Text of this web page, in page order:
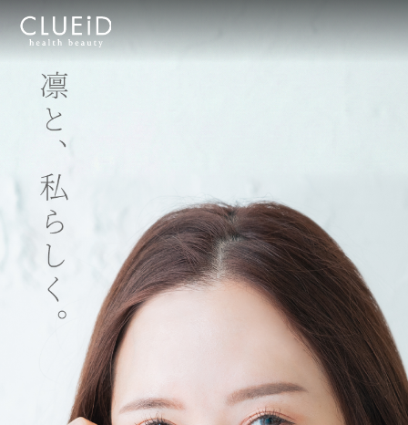
株式会社クルード（CLUEID